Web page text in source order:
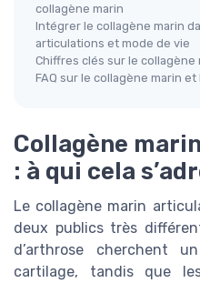
collagène marin
Intégrer le collagène marin
articulations et mode de vie
Chiffres clés sur le
FAQ sur le collagène marin
Collagène
: à qui cela
Le collagène marin
deux publics très
d’arthrose cherchent
cartilage, tandis que